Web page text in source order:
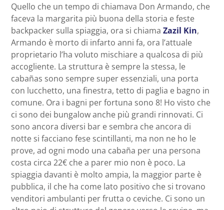
Quello che un tempo di chiamava Don Armando, che
faceva la margarita più buona della storia e feste
backpacker sulla spiaggia, ora si chiama Zazil Kin,
Armando è morto di infarto anni fa, ora l’attuale
proprietario l’ha voluto mischiare a qualcosa di più
accogliente. La struttura è sempre la stessa, le
cabañas sono sempre super essenziali, una porta
con lucchetto, una finestra, tetto di paglia e bagno in
comune. Ora i bagni per fortuna sono 8! Ho visto che
ci sono dei bungalow anche più grandi rinnovati. Ci
sono ancora diversi bar e sembra che ancora di
notte si facciano fese scintillanti, ma non ne ho le
prove, ad ogni modo una cabaña per una persona
costa circa 22€ che a parer mio non è poco. La
spiaggia davanti è molto ampia, la maggior parte è
pubblica, il che ha come lato positivo che si trovano
venditori ambulanti per frutta o ceviche. Ci sono un